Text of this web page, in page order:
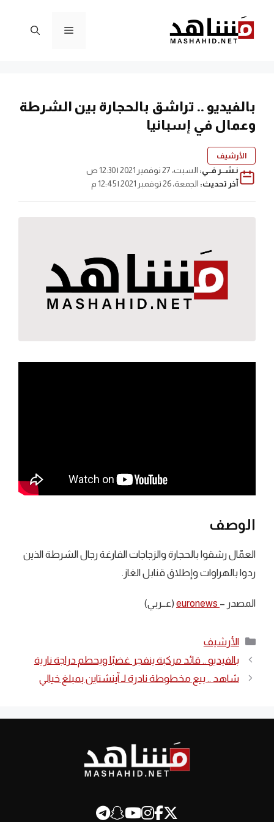
المحتوى
القائمة
بالفيديو .. تراشق بالحجارة بين الشرطة
وعمال في إسبانيا
الأرشيف
نـشــر فــي: السبت، 27 نوفمبر 2021 | 12:30 ص
آخر تحديث: الجمعة، 26 نوفمبر 2021 | 12:45 م
الوصف
العمّال رشقوا بالحجارة والزجاجات الفارغة رجال الشرطة الذين
ردوا بالهراوات وإطلاق قنابل الغاز.
المصدر – (عــربي)
التصنيفات
الأرشيف
بالفيديو .. قائد مركبة ينفجر غضبًا ويحطم دراجة نارية
شاهد .. بيع مخطوطة نادرة لـ آينشتاين بمبلغ خيالي